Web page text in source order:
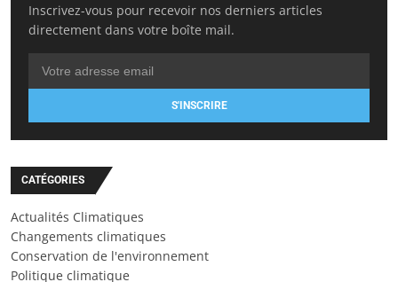
Inscrivez-vous pour recevoir nos derniers articles
directement dans votre boîte mail.
S'INSCRIRE
CATÉGORIES
Actualités Climatiques
Changements climatiques
Conservation de l'environnement
Politique climatique